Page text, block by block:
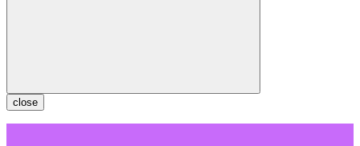
close